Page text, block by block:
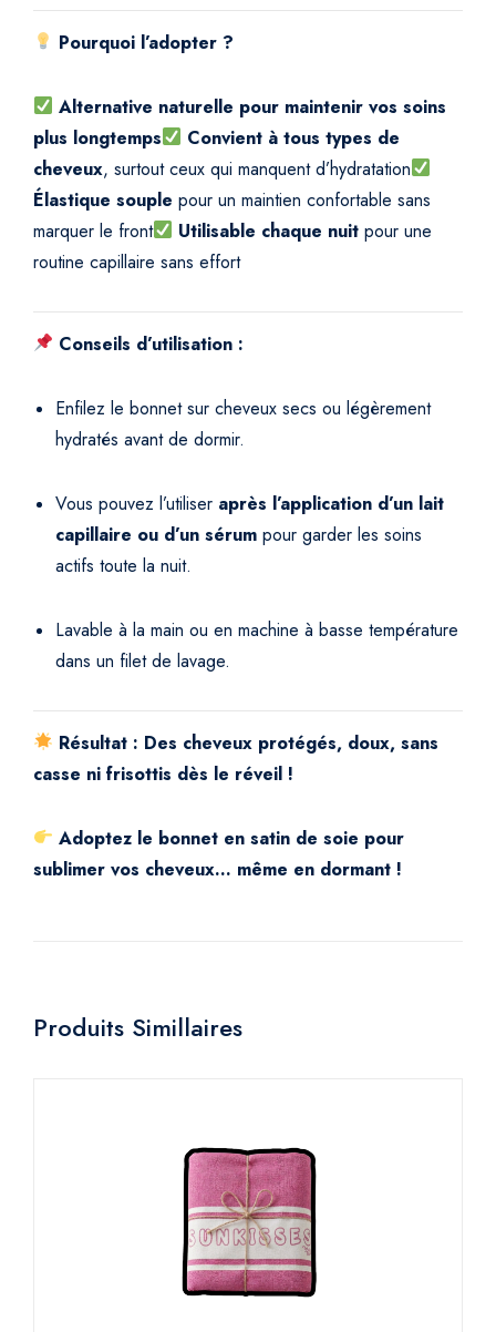
y
Pourquoi l’adopter ?
Alternative naturelle pour maintenir vos soins
plus longtemps
Convient à tous types de
cheveux, surtout ceux qui manquent d’hydratation
Élastique souple pour un maintien confortable sans
marquer le front
Utilisable chaque nuit pour une
routine capillaire sans effort
Conseils d’utilisation :
Enfilez le bonnet sur cheveux secs ou légèrement
hydratés avant de dormir.
Vous pouvez l’utiliser après l’application d’un lait
capillaire ou d’un sérum pour garder les soins
actifs toute la nuit.
Lavable à la main ou en machine à basse température
dans un filet de lavage.
Résultat : Des cheveux protégés, doux, sans
casse ni frisottis dès le réveil !
Adoptez le bonnet en satin de soie pour
sublimer vos cheveux… même en dormant !
Produits Simillaires